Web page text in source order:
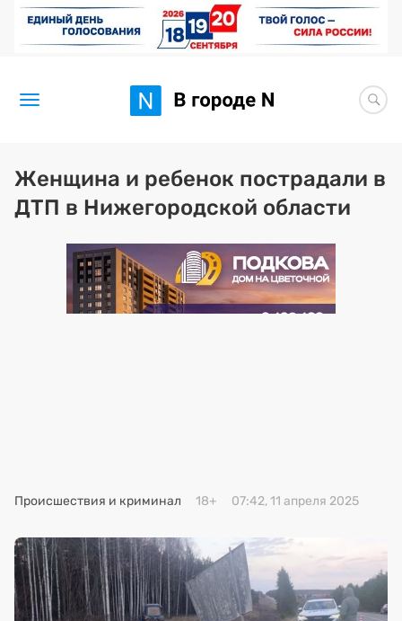
Новости
Статьи
Здоровье
BORЩ
Женщина и ребенок пострадали в
ДТП в Нижегородской области
Происшествия и криминал 18+ 07:42, 11 апреля 2025